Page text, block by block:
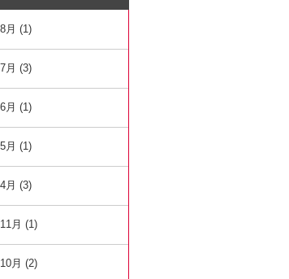
月 (1)
月 (3)
月 (1)
月 (1)
月 (3)
月 (1)
月 (2)